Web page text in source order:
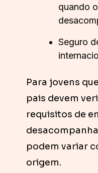
quando
Seguro
Para jovens
pais devem
requisitos de
podem variar
origem.